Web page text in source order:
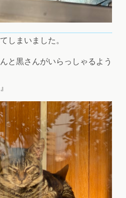
しまいました。
と黒さんがいらっしゃるよう